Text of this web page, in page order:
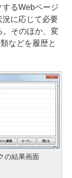
するWebページ
況に応じて必要
。そのほか、変
などを履歴と
の結果画面